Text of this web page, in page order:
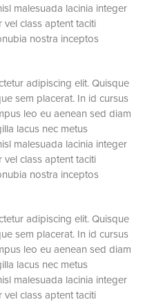
malesuada lacinia integer
class aptent taciti
nostra inceptos
adipiscing elit. Quisque
sem placerat. In id cursus
leo eu aenean sed diam
lacus nec metus
malesuada lacinia integer
class aptent taciti
nostra inceptos
adipiscing elit. Quisque
sem placerat. In id cursus
leo eu aenean sed diam
lacus nec metus
malesuada lacinia integer
class aptent taciti